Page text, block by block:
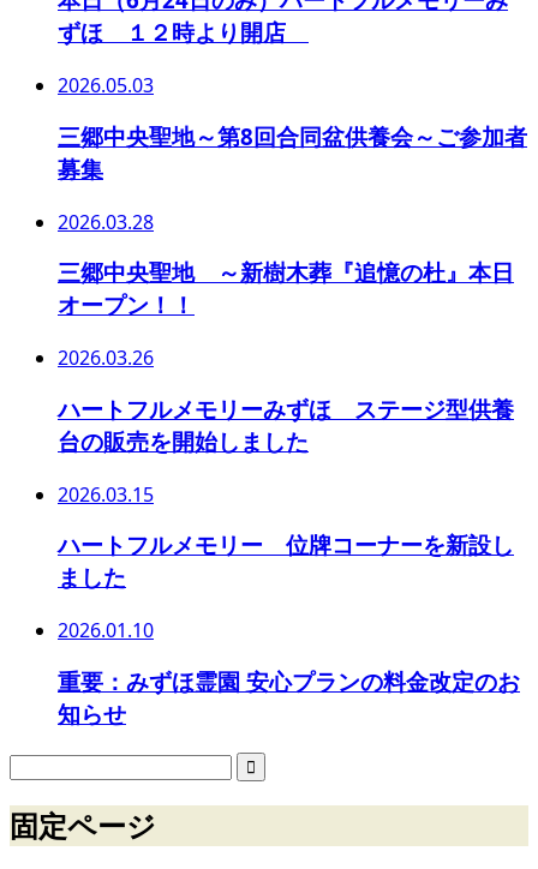
ずほ １２時より開店
2026.05.03
三郷中央聖地～第8回合同盆供養会～ご参加者
募集
2026.03.28
三郷中央聖地 ～新樹木葬『追憶の杜』本日
オープン！！
2026.03.26
ハートフルメモリーみずほ ステージ型供養
台の販売を開始しました
2026.03.15
ハートフルメモリー 位牌コーナーを新設し
ました
2026.01.10
重要：みずほ霊園 安心プランの料金改定のお
知らせ
固定ページ